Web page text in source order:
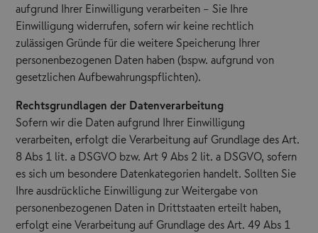
aufgrund Ihrer Einwilligung verarbeiten – Sie Ihre
Einwilligung widerrufen, sofern wir keine rechtlich
zulässigen Gründe für die weitere Speicherung Ihrer
personenbezogenen Daten haben (bspw. aufgrund von
gesetzlichen Aufbewahrungspflichten).
Rechtsgrundlagen der Datenverarbeitung
Sofern wir die Daten aufgrund Ihrer Einwilligung
verarbeiten, erfolgt die Verarbeitung auf Grundlage des Art.
8 Abs 1 lit. a DSGVO bzw. Art 9 Abs 2 lit. a DSGVO, sofern
es sich um besondere Datenkategorien handelt. Sollten Sie
Ihre ausdrückliche Einwilligung zur Weitergabe von
personenbezogenen Daten in Drittstaaten erteilt haben,
erfolgt eine Verarbeitung auf Grundlage des Art. 49 Abs 1